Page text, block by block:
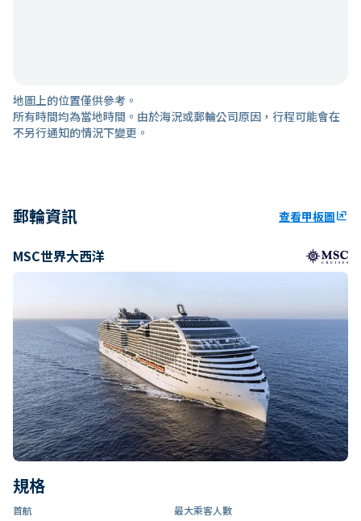
地圖上的位置僅供參考。
所有時間均為當地時間。由於海況或郵輪公司原因，行程可能會在
不另行通知的情況下變更。
郵輪資訊 查看甲板圖ungroup
MSC世界大西洋
規格
首航 最大乘客人數